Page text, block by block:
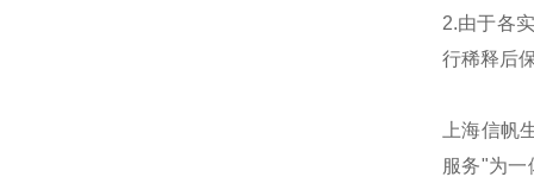
2.由于各
行稀释后
上海信帆
服务"为一